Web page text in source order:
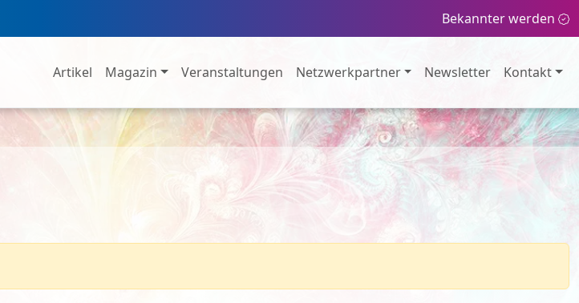
Bekannter werden
Artikel Magazin Veranstaltungen Netzwerkpartner Newsletter Kontakt